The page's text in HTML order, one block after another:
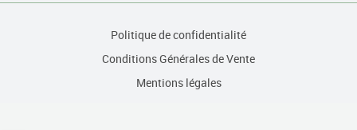
Politique de confidentialité
Conditions Générales de Vente
Mentions légales